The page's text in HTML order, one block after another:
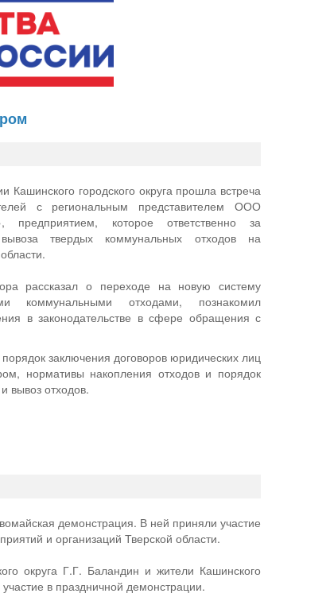
Кашинского городского округа прошла встреча
с региональным представителем ООО
предприятием, которое ответственно за
твердых коммунальных отходов на
рассказал о переходе на новую систему
коммунальными отходами, познакомил
в законодательстве в сфере обращения с
заключения договоров юридических лиц
нормативы накопления отходов и порядок
вывоз отходов.
демонстрация. В ней приняли участие
и организаций Тверской области.
округа Г.Г. Баландин и жители Кашинского
участие в праздничной демонстрации.